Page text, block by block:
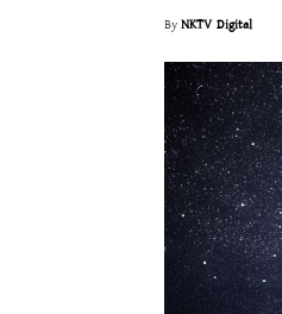
ByNKTV Digital